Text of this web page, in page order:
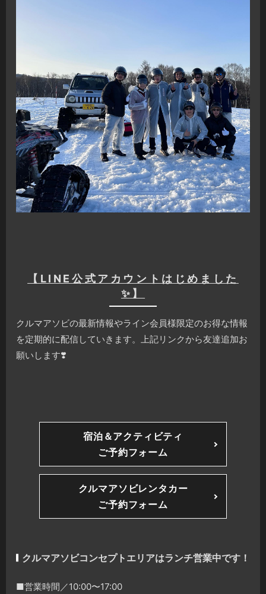
【LINE公式アカウントはじめました
✨】
クルマアソビの最新情報やライン会員様限定のお得な情報
を定期的に配信していきます。上記リンクから友達追加お
願いします❣️
宿泊＆アクティビティ
ご予約フォーム
クルマアソビレンタカー
ご予約フォーム
クルマアソビコンセプトエリアはランチ営業中です！
■営業時間／10:00〜17:00